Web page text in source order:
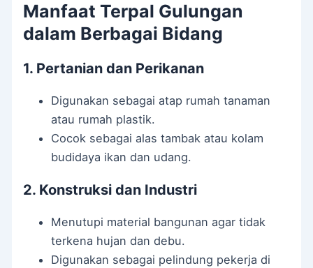
Manfaat Terpal Gulungan
dalam Berbagai Bidang
1. Pertanian dan Perikanan
Digunakan sebagai atap rumah tanaman
atau rumah plastik.
Cocok sebagai alas tambak atau kolam
budidaya ikan dan udang.
2. Konstruksi dan Industri
Menutupi material bangunan agar tidak
terkena hujan dan debu.
Digunakan sebagai pelindung pekerja di